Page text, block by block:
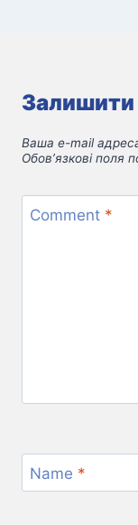
Залишити
Ваша e-mail
Обов’язкові поля
Comment *
Name *